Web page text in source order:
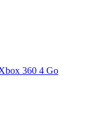
360 4 Go